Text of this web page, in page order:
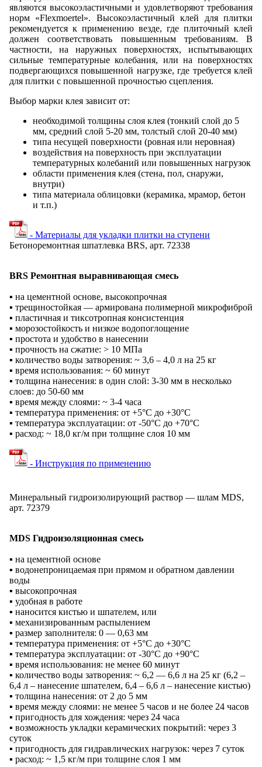
являются высокоэластичными и удовлетворяют требования
норм «Flexmoertel». Высокоэластичный клей для плитки
рекомендуется к применению везде, где плиточный клей
должен соответствовать повышенным требованиям. В
частности, на наружных поверхностях, испытывающих
сильные температурные колебания, или на поверхностях
подвергающихся повышенной нагрузке, где требуется клей
для плитки с повышенной прочностью сцепления.
Выбор марки клея зависит от:
необходимой толщины слоя клея (тонкий слой до 5
мм, средний слой 5-20 мм, толстый слой 20-40 мм)
типа несущей поверхности (ровная или неровная)
воздействия на поверхность при эксплуатации
температурных колебаний или повышенных нагрузок
области применения клея (стена, пол, снаружи,
внутри)
типа материала облицовки (керамика, мрамор, бетон
и т.п.)
- Материалы для укладки плитки на ступени
Бетоноремонтная шпатлевка BRS, арт. 72338
BRS Ремонтная выравнивающая смесь
▪ на цементной основе, высокопрочная
▪ трещиностойкая — армирована полимерной микрофиброй
▪ пластичная и тиксотропная консистенция
▪ морозостойкость и низкое водопоглощение
▪ простота и удобство в нанесении
▪ прочность на сжатие: > 10 МПа
▪ количество воды затворения: ~ 3,6 – 4,0 л на 25 кг
▪ время использования: ~ 60 минут
▪ толщина нанесения: в один слой: 3-30 мм в несколько
слоев: до 50-60 мм
▪ время между слоями: ~ 3-4 часа
▪ температура применения: от +5°С до +30°С
▪ температура эксплуатации: от -50°С до +70°С
▪ расход: ~ 18,0 кг/м при толщине слоя 10 мм
- Инструкция по применению
Минеральный гидроизолирующий раствор — шлам MDS,
арт. 72379
MDS Гидроизоляционная смесь
▪ на цементной основе
▪ водонепроницаемая при прямом и обратном давлении
воды
▪ высокопрочная
▪ удобная в работе
▪ наносится кистью и шпателем, или
▪ механизированным распылением
▪ размер заполнителя: 0 — 0,63 мм
▪ температура применения: от +5°С до +30°С
▪ температура эксплуатации: от -30°С до +90°С
▪ время использования: не менее 60 минут
▪ количество воды затворения: ~ 6,2 — 6,6 л на 25 кг (6,2 –
6,4 л – нанесение шпателем, 6,4 – 6,6 л – нанесение кистью)
▪ толщина нанесения: от 2 до 5 мм
▪ время между слоями: не менее 5 часов и не более 24 часов
▪ пригодность для хождения: через 24 часа
▪ возможность укладки керамических покрытий: через 3
суток
▪ пригодность для гидравлических нагрузок: через 7 суток
▪ расход: ~ 1,5 кг/м при толщине слоя 1 мм